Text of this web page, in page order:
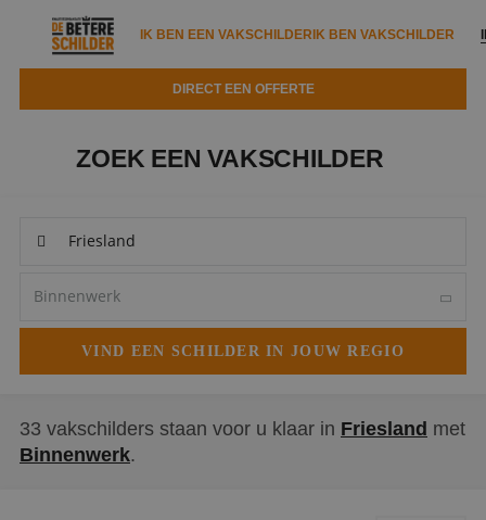
IK BEN EEN VAKSCHILDERIK BEN VAKSCHILDER
DIRECT EEN OFFERTE
Verfspuitbedrijf?
Zoeken naar een schilder
Garantie
Service
Waarom de betere schilder?
Veelgestelde vragen
ZOEK EEN VAKSCHILDER
33 vakschilders staan voor u klaar in Friesland met
Binnenwerk.